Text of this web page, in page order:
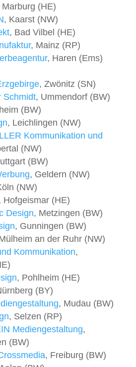
Marburg (HE)
, Kaarst (NW)
, Bad Vilbel (HE)
, Mainz (RP)
, Haren (Ems)
, Zwönitz (SN)
Schmidt, Ummendorf (BW)
(BW)
, Leichlingen (NW)
Kommunikation und
(NW)
(BW)
, Geldern (NW)
(NW)
Hofgeismar (HE)
Design, Metzingen (BW)
, Gunningen (BW)
an der Ruhr (NW)
Kommunikation,
, Pohlheim (HE)
(BY)
, Mudau (BW)
, Selzen (RP)
Mediengestaltung,
(BW)
, Freiburg (BW)